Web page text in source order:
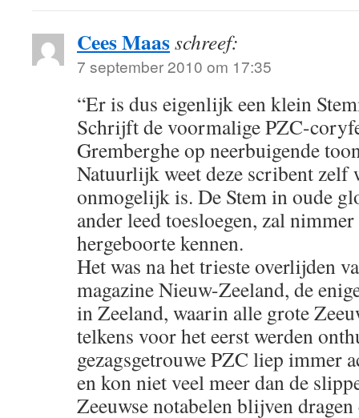
Cees Maasschreef:
7 september 2010 om 17:35
“Er is dus eigenlijk een klein
Schrijft de voormalige PZC-
Gremberghe op neerbuigende
Natuurlijk weet deze scribent zelf
onmogelijk is. De Stem in oude
ander leed toesloegen, zal
hergeboorte kennen.
Het was na het trieste overlijden
magazine Nieuw-Zeeland, de
in Zeeland, waarin alle grote
telkens voor het eerst werden
gezagsgetrouwe PZC liep immer
en kon niet veel meer dan de
Zeeuwse notabelen blijven